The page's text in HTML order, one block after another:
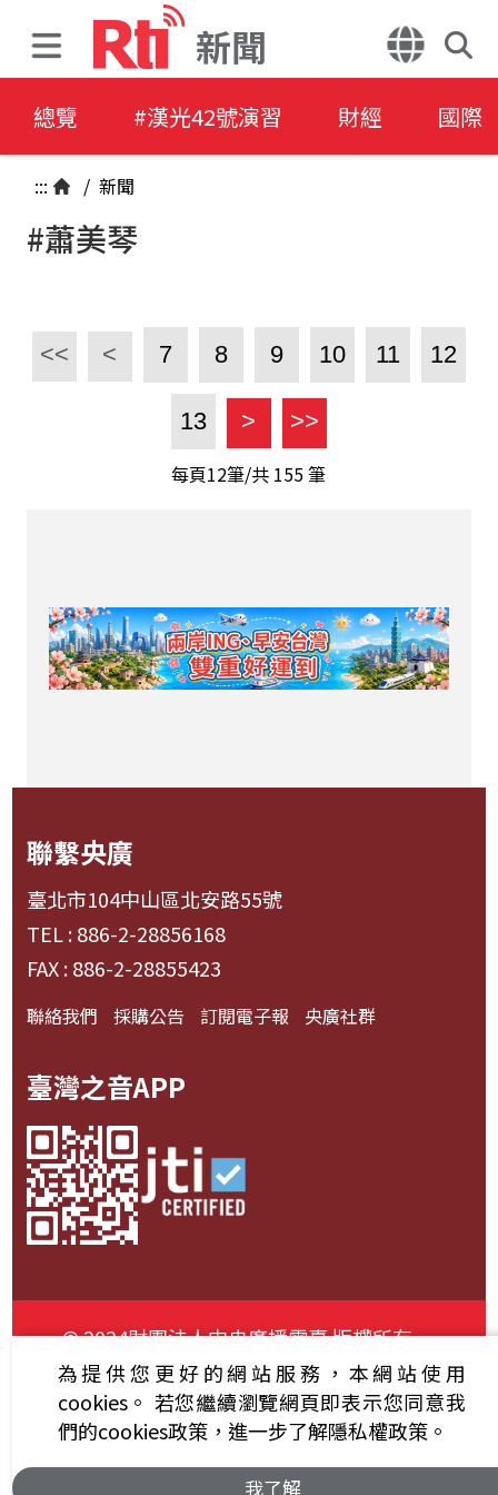
新聞
總覽 #漢光42號演習 財經 國際
::: / 新聞
#蕭美琴
<< < 7 8 9 10 11 12
13 > >>
每頁12筆/共 155筆
聯繫央廣
臺北市104中山區北安路55號
TEL : 886-2-28856168
FAX : 886-2-28855423
聯絡我們 採購公告 訂閱電子報 央廣社群
臺灣之音APP
© 2024財團法人中央廣播電臺 版權所有
資通安全政策聲明
服務條款 隱私權條款
為提供您更好的網站服務，本網站使用
cookies。 若您繼續瀏覽網頁即表示您同意我
們的cookies政策，進一步了解隱私權政策。
我了解